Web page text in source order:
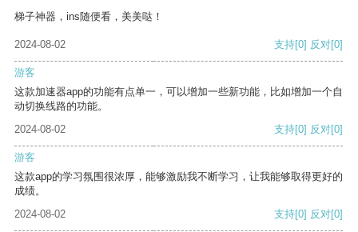
梯子神器，ins随便看，美美哒！
2024-08-02 支持[0] 反对[0]
游客
这款加速器app的功能有点单一，可以增加一些新功能，比如增加一个自
动切换线路的功能。
2024-08-02
支持[0] 反对[0]
游客
这款app的学习氛围很浓厚，能够激励我不断学习，让我能够取得更好的
成绩。
2024-08-02
支持[0] 反对[0]